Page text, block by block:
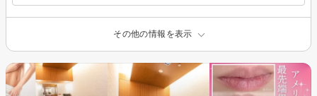
その他の情報を表示